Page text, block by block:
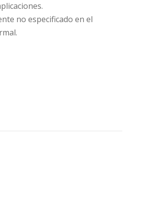
no especificado en el